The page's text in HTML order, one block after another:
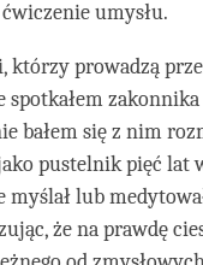
umysłu.
którzy prowadzą
bałem się z nim
pustelnik pięć lat
lub
że na prawdę